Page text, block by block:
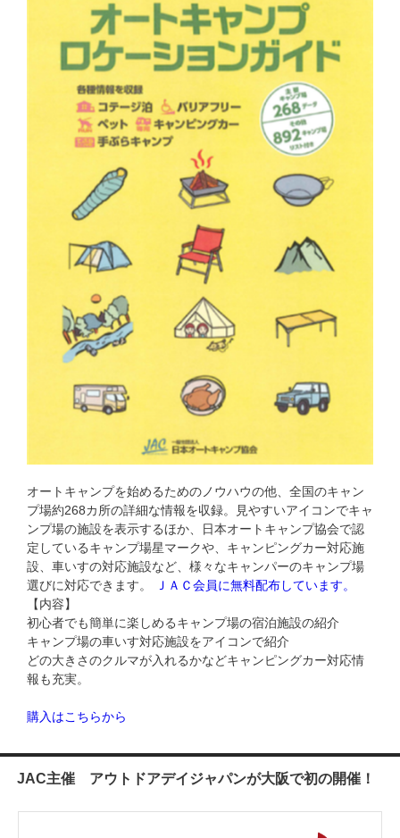
オートキャンプを始めるためのノウハウの他、全国のキャン
プ場約268カ所の詳細な情報を収録。見やすいアイコンでキャ
ンプ場の施設を表示するほか、日本オートキャンプ協会で認
定しているキャンプ場星マークや、キャンピングカー対応施
設、車いすの対応施設など、様々なキャンパーのキャンプ場
選びに対応できます。
ＪＡＣ会員に無料配布しています。
【内容】
初心者でも簡単に楽しめるキャンプ場の宿泊施設の紹介
キャンプ場の車いす対応施設をアイコンで紹介
どの大きさのクルマが入れるかなどキャンピングカー対応情
報も充実。
購入はこちらから
JAC主催 アウトドアデイジャパンが大阪で初の開催！